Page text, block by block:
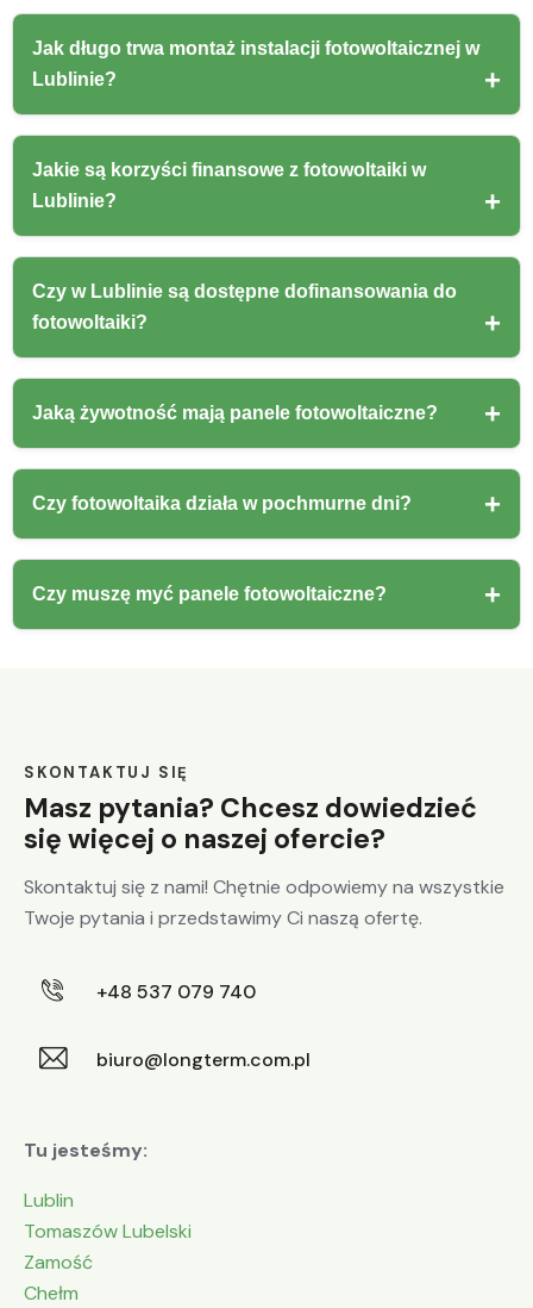
Jak długo trwa montaż instalacji fotowoltaicznej w
Lublinie?
Jakie są korzyści finansowe z fotowoltaiki w
Lublinie?
Czy w Lublinie są dostępne dofinansowania do
fotowoltaiki?
Jaką żywotność mają panele fotowoltaiczne?
Czy fotowoltaika działa w pochmurne dni?
Czy muszę myć panele fotowoltaiczne?
SKONTAKTUJ SIĘ
Masz pytania? Chcesz dowiedzieć
się więcej o naszej ofercie?
Skontaktuj się z nami! Chętnie odpowiemy na wszystkie
Twoje pytania i przedstawimy Ci naszą ofertę.
+48 537 079 740
biuro@longterm.com.pl
Tu jesteśmy:
Lublin
Tomaszów Lubelski
Zamość
Chełm